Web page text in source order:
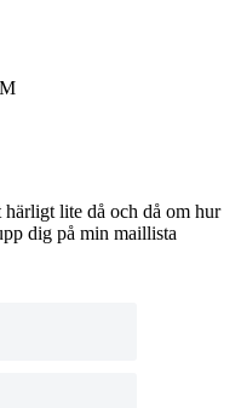
lite då och då om hur
dig på min maillista